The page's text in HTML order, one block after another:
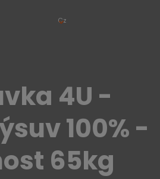
Cz
4U -
100% -
65kg